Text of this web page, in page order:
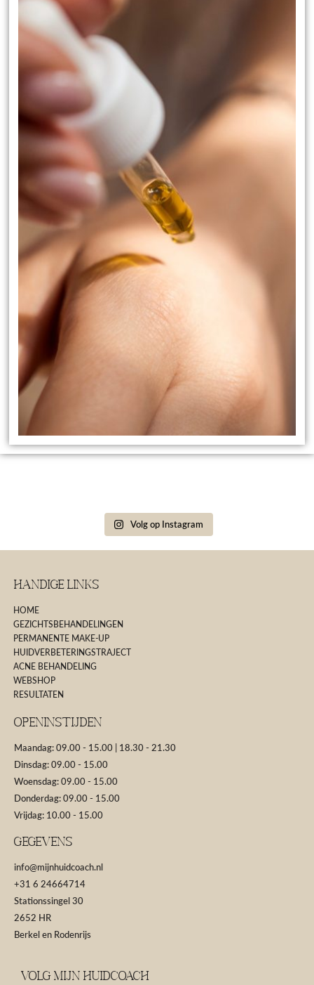
Volg op Instagram
Handige Links
HOME
GEZICHTSBEHANDELINGEN
PERMANENTE MAKE-UP
HUIDVERBETERINGSTRAJECT
ACNE BEHANDELING
WEBSHOP
RESULTATEN
Openinstijden
Maandag: 09.00 - 15.00 | 18.30 - 21.30
Dinsdag: 09.00 - 15.00
Woensdag: 09.00 - 15.00
Donderdag: 09.00 - 15.00
Vrijdag: 10.00 - 15.00
GEGEVENS
info@mijnhuidcoach.nl
+31 6 24664714
Stationssingel 30
2652 HR
Berkel en Rodenrijs
Volg Mijn Huidcoach